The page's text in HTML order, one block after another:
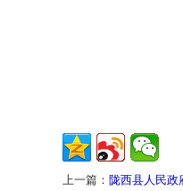
上一篇： 陇西县人民政